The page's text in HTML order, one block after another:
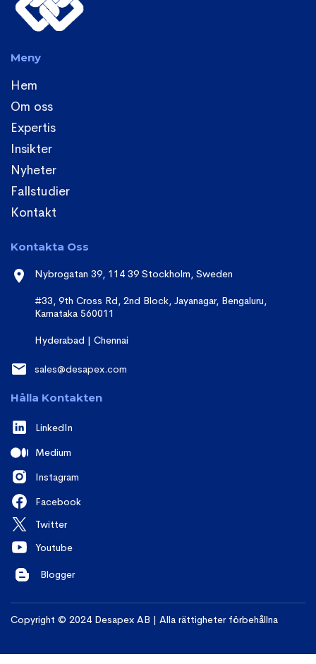
Meny
Hem
Om oss
Expertis
Insikter
Nyheter
Fallstudier
Kontakt
Kontakta Oss
Nybrogatan 39, 114 39 Stockholm, Sweden
#33, 9th Cross Rd, 2nd Block, Jayanagar, Bengaluru,
Karnataka 560011
Hyderabad | Chennai
sales@desapex.com
Hålla Kontakten
LinkedIn
Medium
Instagram
Facebook
Twitter
Youtube
Blogger
Copyright © 2024 Desapex AB | Alla rättigheter förbehållna